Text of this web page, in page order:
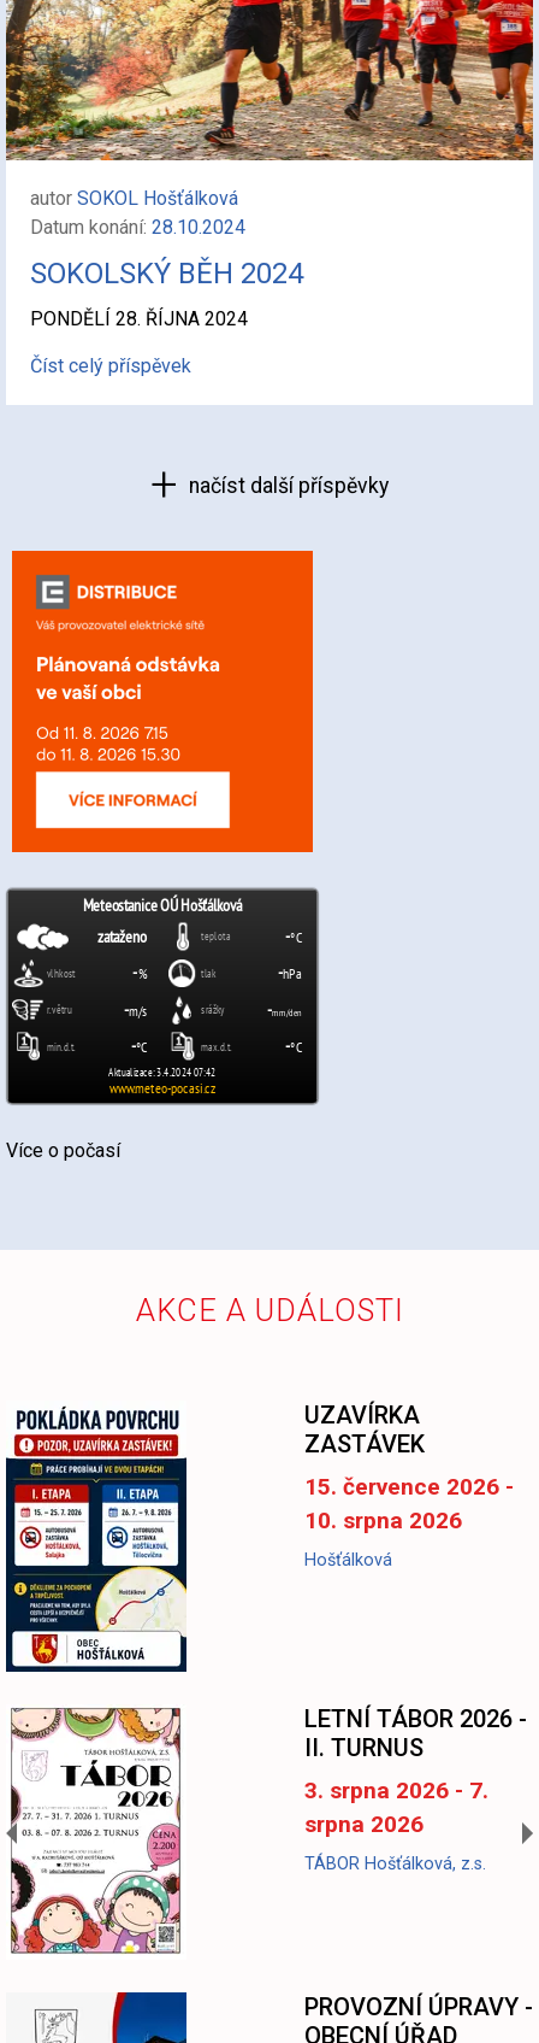
Více o počasí
autor SOKOL Hošťálková
Datum konání: 28.10.2024
SOKOLSKÝ BĚH 2024
PONDĚLÍ 28. ŘÍJNA 2024
Číst celý příspěvek
načíst další příspěvky
AKCE A UDÁLOSTI
UZAVÍRKA
ZASTÁVEK
15. července 2026 -
10. srpna 2026
Hošťálková
LETNÍ TÁBOR 2026 -
II. TURNUS
3. srpna 2026 - 7.
srpna 2026
TÁBOR Hošťálková, z.s.
PROVOZNÍ ÚPRAVY -
OBECNÍ ÚŘAD